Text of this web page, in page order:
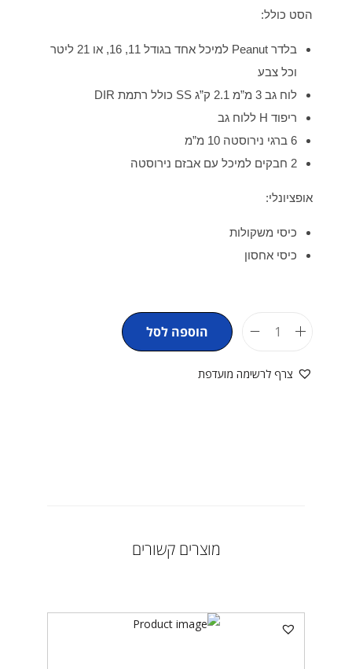
הסט כולל:
בלדר Peanut למיכל אחד בגודל 11, 16, או 21 ליטר
וכל צבע
לוח גב 3 מ”מ 2.1 ק”ג SS כולל רתמת DIR
ריפוד H ללוח גב
6 ברגי נירוסטה 10 מ”מ
2 חבקים למיכל עם אבזם נירוסטה
אופציונלי:
כיסי משקולות
כיסי אחסון
הוספה לסל
צרף לרשימה מועדפת
מוצרים קשורים